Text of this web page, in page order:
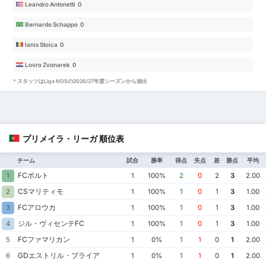
Leandro Antonetti 0
Bernardo Schappo 0
Ianis Stoica 0
Lovro Zvonarek 0
* スタッツはLiga NOSの2026/27年度シーズンから抽出
プリメイラ・リーガ 順位表
チーム 試合 勝率 得点 失点 差 勝点 平均
1 FCポルト 1 100% 2 0 2 3
2.00
2
CSマリティモ 1 100% 1 0 1 3
1.00
3
FCアロウカ 1 100% 1 0 1 3
1.00
4
ジル・ヴィセンテFC 1 100% 1 0 1 3
1.00
5
FCファマリカン 1 0% 1 1 0 1
2.00
6
GDエストリル・プライア 1 0% 1 1 0 1
2.00